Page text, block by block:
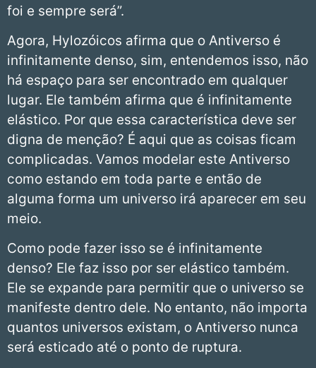
foi e sempre será”.
Agora, Hylozóicos afirma que o Antiverso é
infinitamente denso, sim, entendemos isso, não
há espaço para ser encontrado em qualquer
lugar. Ele também afirma que é infinitamente
elástico. Por que essa característica deve ser
digna de menção? É aqui que as coisas ficam
complicadas. Vamos modelar este Antiverso
como estando em toda parte e então de
alguma forma um universo irá aparecer em seu
meio.
Como pode fazer isso se é infinitamente
denso? Ele faz isso por ser elástico também.
Ele se expande para permitir que o universo se
manifeste dentro dele. No entanto, não importa
quantos universos existam, o Antiverso nunca
será esticado até o ponto de ruptura.